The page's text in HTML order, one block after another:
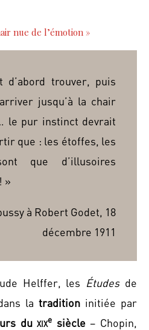
nue de l’émotion »
trouver, puis
jusqu’à la chair
le pur instinct devrait
que : les étoffes, les
que d’illusoires
»
à Robert Godet, 18
décembre 1911
Helffer, les Étudesde
la tradition initiée par
duxixe siècle– Chopin,